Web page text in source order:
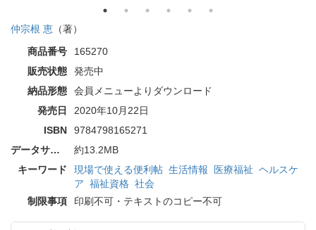
仲宗根 恵 （著）
商品番号
165270
販売状態
発売中
納品形態
会員メニューよりダウンロード
発売日
2020年10月22日
ISBN
9784798165271
データサイズ
約13.2MB
キーワード
現場で使える便利帖 生活情報 医療福祉 ヘルスケ
ア 福祉資格 社会
制限事項
印刷不可・テキストのコピー不可